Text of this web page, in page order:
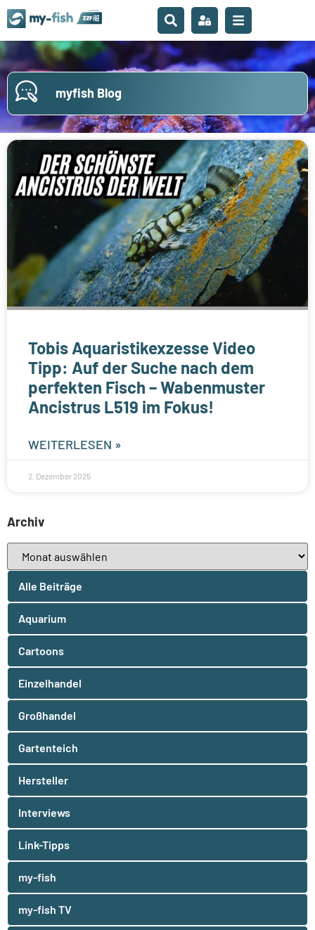
myfish Blog
Tobis Aquaristikexzesse Video
Tipp: Auf der Suche nach dem
perfekten Fisch – Wabenmuster
Ancistrus L519 im Fokus!
WEITERLESEN »
2. Dezember 2025
Archiv
Alle Beiträge
Aquarium
Cartoons
Einzelhandel
Großhandel
Gartenteich
Hersteller
Interviews
Link-Tipps
my-fish
my-fish TV